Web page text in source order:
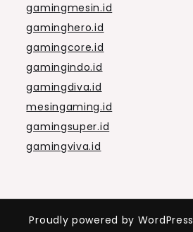
gamingmesin.id
gaminghero.id
gamingcore.id
gamingindo.id
gamingdiva.id
mesingaming.id
gamingsuper.id
gamingviva.id
Proudly powered by WordPress